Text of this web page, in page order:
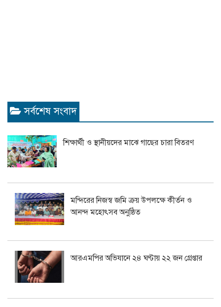
সর্বশেষ সংবাদ
শিক্ষার্থী ও স্থানীয়দের মাঝে গাছের চারা বিতরণ
মন্দিরের নিজস্ব জমি ক্রয় উপলক্ষে কীর্তন ও
আনন্দ মহোৎসব অনুষ্ঠিত
আরএমপির অভিযানে ২৪ ঘণ্টায় ২২ জন গ্রেপ্তার